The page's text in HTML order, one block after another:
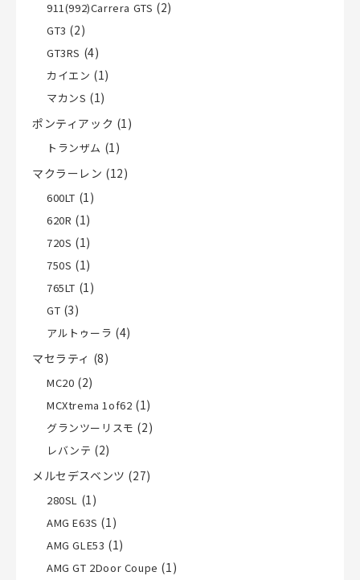
911(992)Carrera GTS (2)
GT3 (2)
GT3RS (4)
カイエン (1)
マカンS (1)
ポンティアック (1)
トランザム (1)
マクラーレン (12)
600LT (1)
620R (1)
720S (1)
750S (1)
765LT (1)
GT (3)
アルトゥーラ (4)
マセラティ (8)
MC20 (2)
MCXtrema 1of62 (1)
グランツーリスモ (2)
レバンテ (2)
メルセデスベンツ (27)
280SL (1)
AMG E63S (1)
AMG GLE53 (1)
AMG GT 2Door Coupe (1)